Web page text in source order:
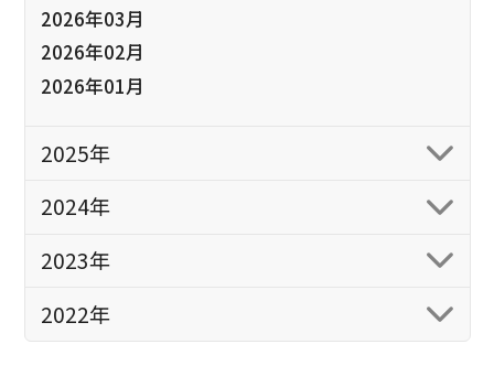
2026年03月
2026年02月
2026年01月
2025年
2024年
2023年
2022年